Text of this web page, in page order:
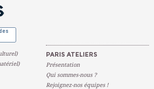
PARIS ATELIERS
Présentation
Qui sommes-nous ?
Rejoignez-nos équipes !